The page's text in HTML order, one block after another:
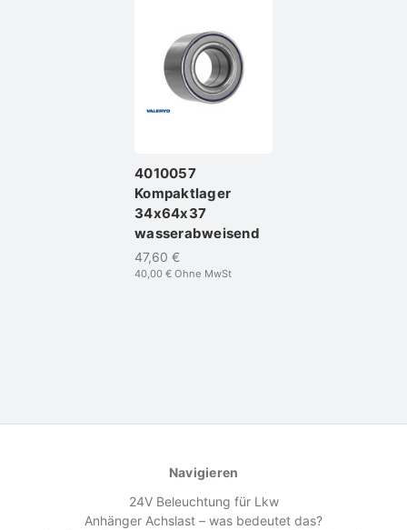
4010057
Kompaktlager
34x64x37
wasserabweisend
47,60 €
40,00 € Ohne MwSt
Navigieren
24V Beleuchtung für Lkw
Anhänger Achslast – was bedeutet das?